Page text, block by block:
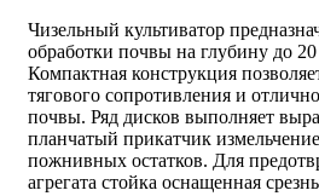
Чизельный культиватор
обработки почвы на глубину до
Компактная конструкция
тягового сопротивления и
почвы. Ряд дисков выполняет
планчатый прикатчик
пожнивных остатков. Для
агрегата стойка оснащенная